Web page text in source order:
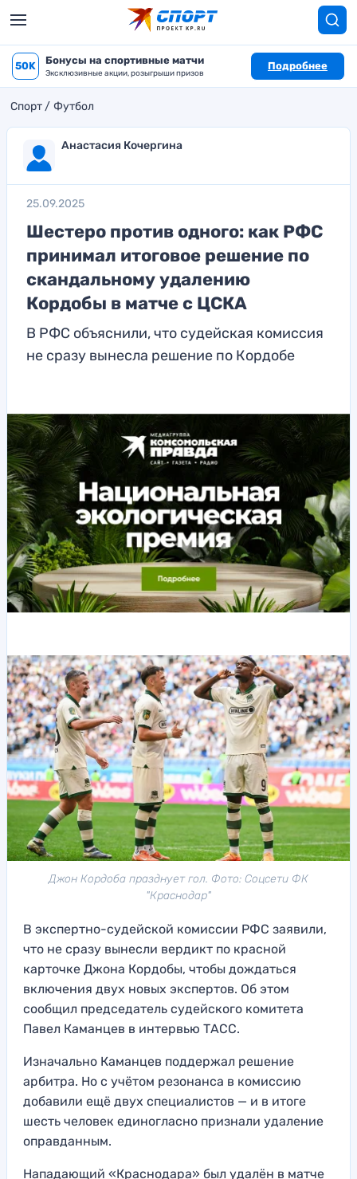
50K Бонусы на спортивные матчи
Эксклюзивные акции, розыгрыши призов
Подробнее
Спорт Футбол
Анастасия Кочергина
25.09.2025
Шестеро против одного: как РФС
принимал итоговое решение по
скандальному удалению
Кордобы в матче с ЦСКА
В РФС объяснили, что судейская комиссия
не сразу вынесла решение по Кордобе
Джон Кордоба празднует гол. Фото: Соцсети ФК
"Краснодар"
В экспертно-судейской комиссии РФС заявили,
что не сразу вынесли вердикт по красной
карточке Джона Кордобы, чтобы дождаться
включения двух новых экспертов. Об этом
сообщил председатель судейского комитета
Павел Каманцев в интервью ТАСС.
Изначально Каманцев поддержал решение
арбитра. Но с учётом резонанса в комиссию
добавили ещё двух специалистов — и в итоге
шесть человек единогласно признали удаление
оправданным.
Нападающий «Краснодара» был удалён в матче